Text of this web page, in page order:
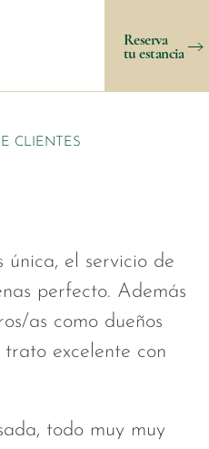
Reserva
tu estancia
CLIENTES
única, el servicio de
perfecto. Además
as como dueños
excelente con
todo muy muy